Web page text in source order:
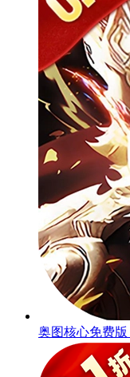
奥图核心免费版